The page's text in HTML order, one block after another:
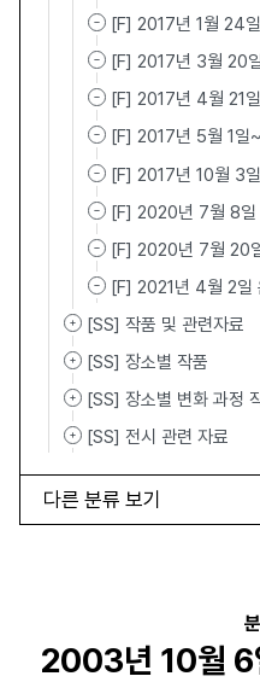
[F] 2017년 1월 24
[F] 2017년 3월 20
[F] 2017년 4월 21
[F] 2017년 5월 1일
[F] 2017년 10월 3
[F] 2020년 7월 8일
[F] 2020년 7월 20
[F] 2021년 4월 2일
[SS] 작품 및 관련자료
[SS] 장소별 작품
[SS] 장소별 변화 과정
[SS] 전시 관련 자료
다른 분류 보기
2003년 10월 6